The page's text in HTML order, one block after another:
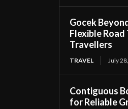
Gocek
Flexible
Travellers
TRAVEL July
Contiguous
for Reliable